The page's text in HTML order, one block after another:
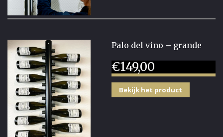
Palo del vino – grande
€149,00
Bekijk het product